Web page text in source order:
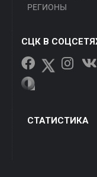
РЕГИОНЫ
СЦК В
СТАТИСТИКА